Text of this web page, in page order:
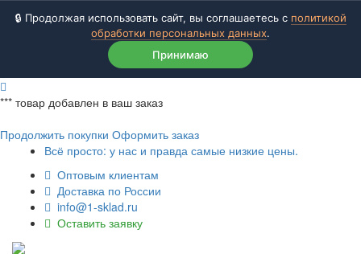
🔒 Продолжая использовать сайт, вы соглашаетесь с политикой
обработки персональных данных.
Принимаю
*** товар добавлен в ваш заказ
Продолжить покупки Оформить заказ
Всё просто: у нас и правда самые низкие цены.
Оптовым клиентам
Доставка по России
info@1-sklad.ru
Оставить заявку